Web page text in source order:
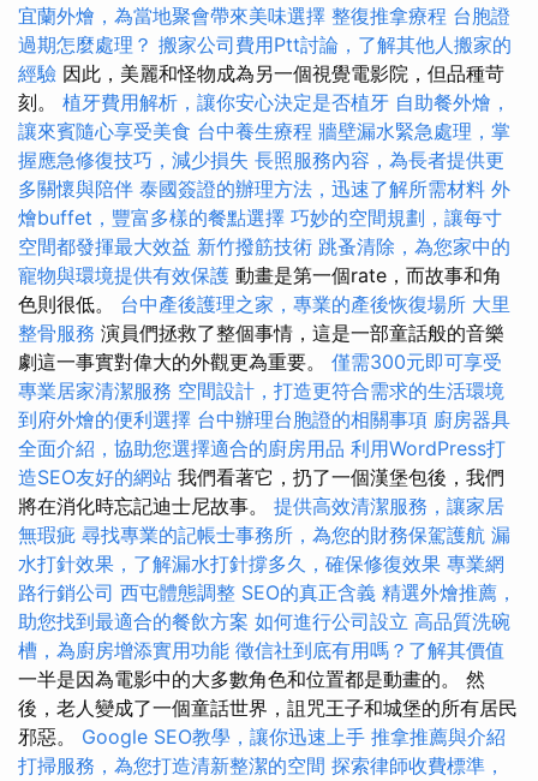
宜蘭外燴，為當地聚會帶來美味選擇 整復推拿療程 台胞證
過期怎麼處理？ 搬家公司費用Ptt討論，了解其他人搬家的
經驗 因此，美麗和怪物成為另一個視覺電影院，但品種苛
刻。 植牙費用解析，讓你安心決定是否植牙 自助餐外燴，
讓來賓隨心享受美食 台中養生療程 牆壁漏水緊急處理，掌
握應急修復技巧，減少損失 長照服務內容，為長者提供更
多關懷與陪伴 泰國簽證的辦理方法，迅速了解所需材料 外
燴buffet，豐富多樣的餐點選擇 巧妙的空間規劃，讓每寸
空間都發揮最大效益 新竹撥筋技術 跳蚤清除，為您家中的
寵物與環境提供有效保護 動畫是第一個rate，而故事和角
色則很低。 台中產後護理之家，專業的產後恢復場所 大里
整骨服務 演員們拯救了整個事情，這是一部童話般的音樂
劇這一事實對偉大的外觀更為重要。 僅需300元即可享受
專業居家清潔服務 空間設計，打造更符合需求的生活環境
到府外燴的便利選擇 台中辦理台胞證的相關事項 廚房器具
全面介紹，協助您選擇適合的廚房用品 利用WordPress打
造SEO友好的網站 我們看著它，扔了一個漢堡包後，我們
將在消化時忘記迪士尼故事。 提供高效清潔服務，讓家居
無瑕疵 尋找專業的記帳士事務所，為您的財務保駕護航 漏
水打針效果，了解漏水打針撐多久，確保修復效果 專業網
路行銷公司 西屯體態調整 SEO的真正含義 精選外燴推薦，
助您找到最適合的餐飲方案 如何進行公司設立 高品質洗碗
槽，為廚房增添實用功能 徵信社到底有用嗎？了解其價值
一半是因為電影中的大多數角色和位置都是動畫的。 然
後，老人變成了一個童話世界，詛咒王子和城堡的所有居民
邪惡。 Google SEO教學，讓你迅速上手 推拿推薦與介紹
打掃服務，為您打造清新整潔的空間 探索律師收費標準，